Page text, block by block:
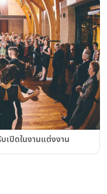
เปิดในงานแต่งงาน